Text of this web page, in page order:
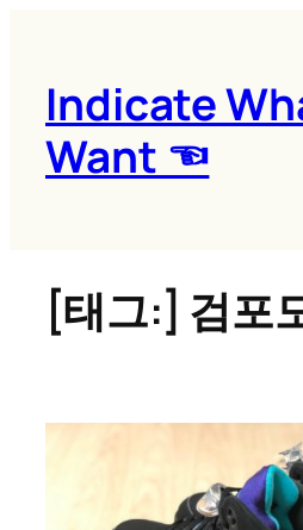
Indicate
Want ☜
[태그:] 검포